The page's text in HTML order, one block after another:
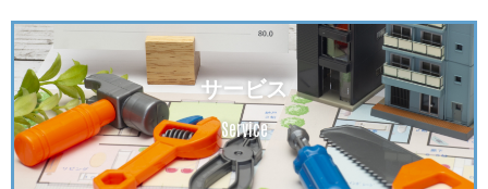
サービス
Service